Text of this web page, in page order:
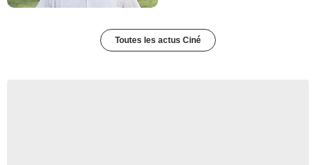
Toutes les actus Ciné